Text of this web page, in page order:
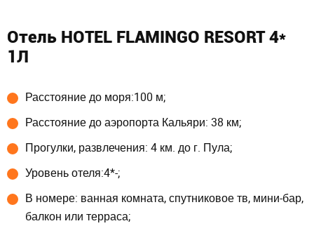
Отель HOTEL FLAMINGO RESORT 4*
1Л
Расстояние до моря:100 м;
Расстояние до аэропорта Кальяри: 38 км;
Прогулки, развлечения: 4 км. до г. Пула;
Уровень отеля:4*-;
В номере: ванная комната, спутниковое тв, мини-бар,
балкон или терраса;